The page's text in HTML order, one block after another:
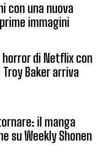
con una nuova
immagini
horror di Netflix con
Baker arriva
il manga
su Weekly Shonen